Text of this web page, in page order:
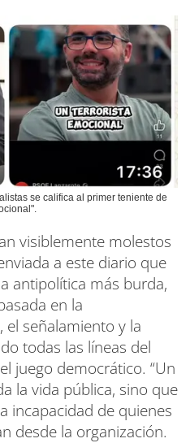
se califica al primer teniente de
visiblemente molestos
a este diario que
antipolítica más burda,
en la
el señalamiento y la
todas las líneas del
juego democrático. “Un
la vida pública, sino que
incapacidad de quienes
desde la organización.